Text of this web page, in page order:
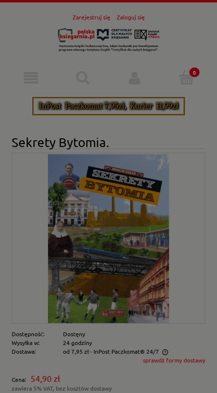
Zarejestruj się Zaloguj się
Sekrety Bytomia.
Dostępność:
Dostęny
Wysyłka w:
24 godziny
Dostawa:
od 7,95 zł- InPost Paczkomat® 24/7
Cena nie zawiera ewentualnych kosztów płatnościsprawdź formy dostawy
Cena: 54,90 zł
zawiera 5% VAT, bez kosztów dostawy